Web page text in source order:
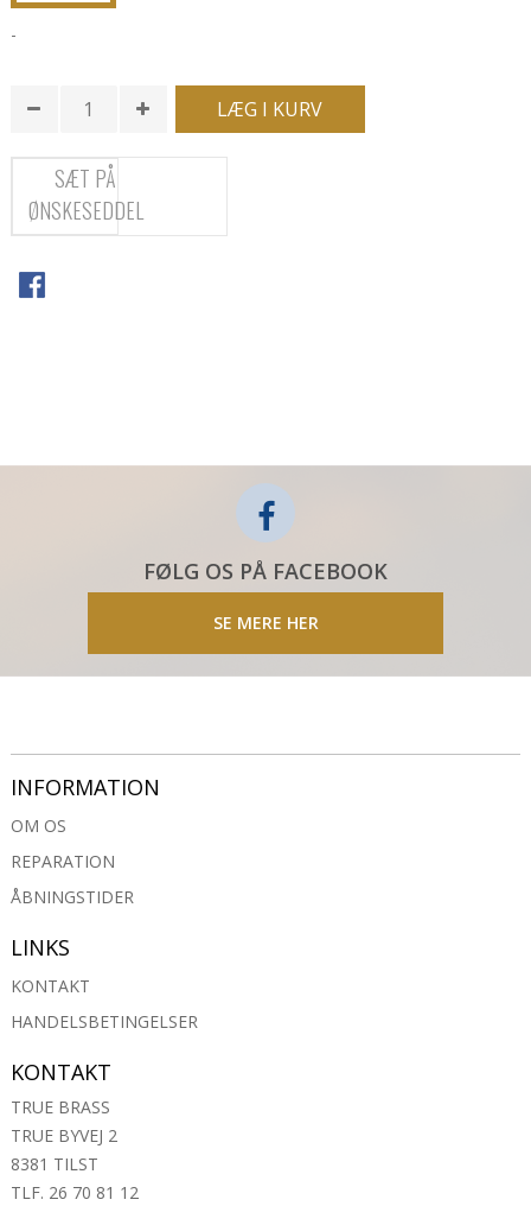
-
LÆG I KURV
SÆT PÅ
ØNSKESEDDEL
FØLG OS PÅ FACEBOOK
SE MERE HER
INFORMATION
OM OS
REPARATION
ÅBNINGSTIDER
LINKS
KONTAKT
HANDELSBETINGELSER
KONTAKT
TRUE BRASS
TRUE BYVEJ 2
8381 TILST
TLF. 26 70 81 12